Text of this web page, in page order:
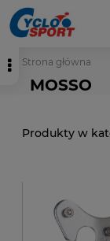
Strona główna
MOSSO